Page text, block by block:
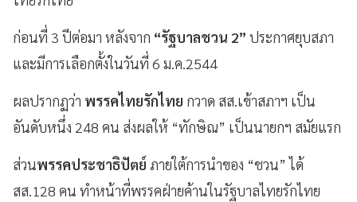
ก่อนที่ 3 ปีต่อมา หลังจาก “รัฐบาลชวน 2” ประกาศยุบสภา
และมีการเลือกตั้งในวันที่ 6 ม.ค.2544
ผลปรากฏว่า พรรคไทยรักไทย กวาด สส.เข้าสภาฯ เป็น
อันดับหนึ่ง 248 คน ส่งผลให้ “ทักษิณ” เป็นนายกฯ สมัยแรก
ส่วนพรรคประชาธิปัตย์ ภายใต้การนำของ “ชวน” ได้
สส.128 คน ทำหน้าที่พรรคฝ่ายค้านในรัฐบาลไทยรักไทย